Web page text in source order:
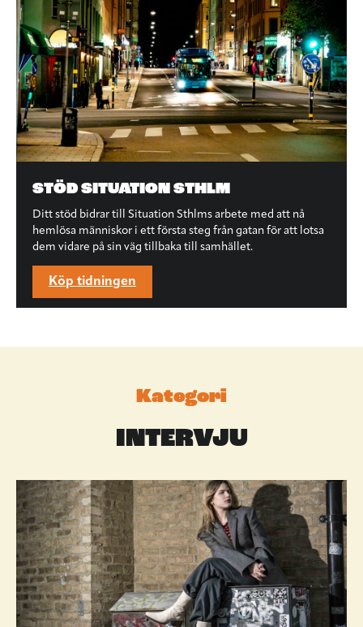
STÖD SITUATION STHLM
Ditt stöd bidrar till Situation Sthlms arbete med att nå
hemlösa människor i ett första steg från gatan för att lotsa
dem vidare på sin väg tillbaka till samhället.
Köp tidningen
INTERVJU
Kategori